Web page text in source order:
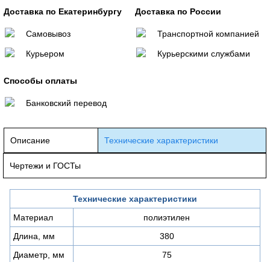
Доставка по Екатеринбургу
Самовывоз
Курьером
Доставка по России
Транспортной компанией
Курьерскими службами
Способы оплаты
Банковский перевод
Описание Технические характеристики
Чертежи и ГОСТы
Технические характеристики
Материал
полиэтилен
Длина, мм
380
Диаметр, мм
75